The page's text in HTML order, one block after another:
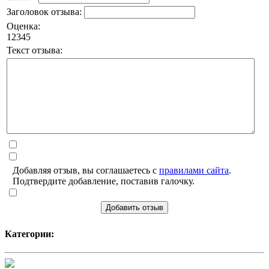
Заголовок отзыва:
Оценка:
1 2345
Текст отзыва:
Добавляя отзыв, вы соглашаетесь с правилами сайта.
Подтвердите добавление, поставив галочку.
Добавить отзыв
Категории: